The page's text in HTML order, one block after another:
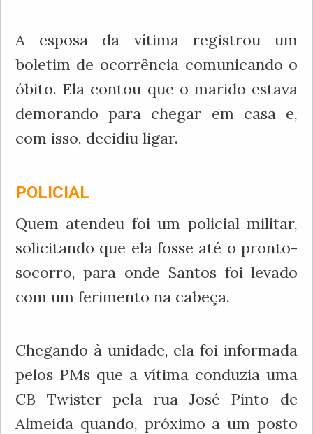
A esposa da vítima registrou um
boletim de ocorrência comunicando o
óbito. Ela contou que o marido estava
demorando para chegar em casa e,
com isso, decidiu ligar.
POLICIAL
Quem atendeu foi um policial militar,
solicitando que ela fosse até o pronto-
socorro, para onde Santos foi levado
com um ferimento na cabeça.
Chegando à unidade, ela foi informada
pelos PMs que a vítima conduzia uma
CB Twister pela rua José Pinto de
Almeida quando, próximo a um posto